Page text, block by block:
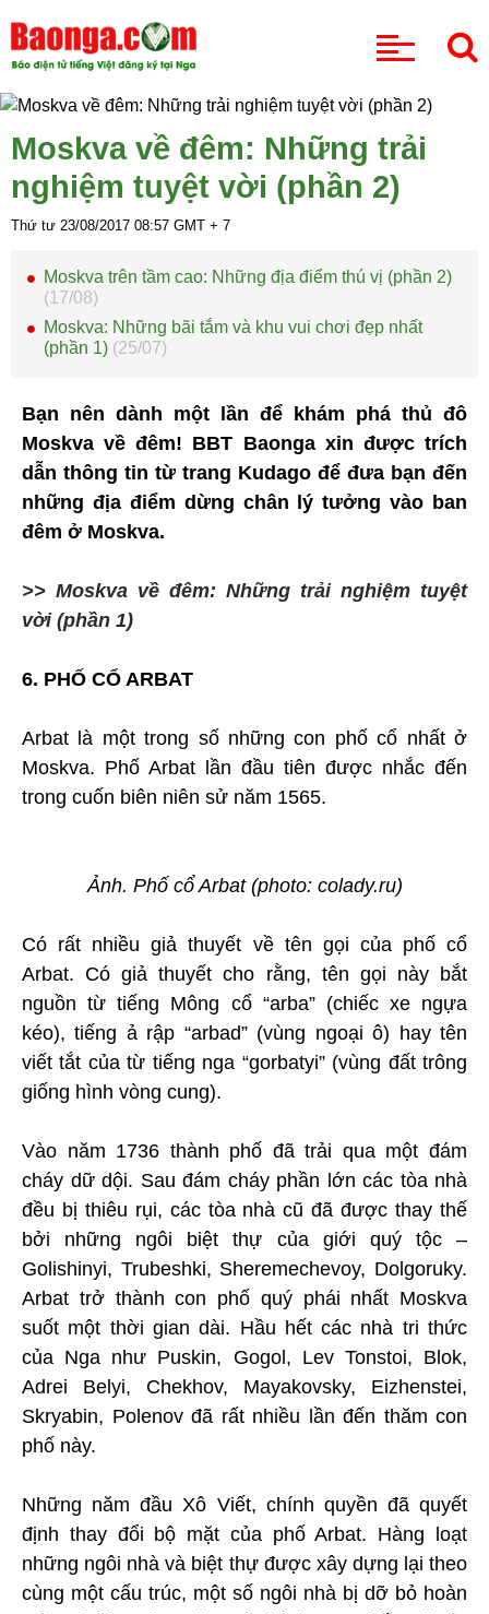
Moskva về đêm: Những trải
nghiệm tuyệt vời (phần 2)
Thứ tư 23/08/2017 08:57 GMT + 7
Moskva trên tầm cao: Những địa điểm thú vị (phần 2)
(17/08)
Moskva: Những bãi tắm và khu vui chơi đẹp nhất
(phần 1) (25/07)
Bạn nên dành một lần để khám phá thủ đô
Moskva về đêm! BBT Baonga xin được trích
dẫn thông tin từ trang Kudago để đưa bạn đến
những địa điểm dừng chân lý tưởng vào ban
đêm ở Moskva.
>> Moskva về đêm: Những trải nghiệm tuyệt
vời (phần 1)
6. PHỐ CỔ ARBAT
Arbat là một trong số những con phố cổ nhất ở
Moskva. Phố Arbat lần đầu tiên được nhắc đến
trong cuốn biên niên sử năm 1565.
Ảnh. Phố cổ Arbat (photo: colady.ru)
Có rất nhiều giả thuyết về tên gọi của phố cổ
Arbat. Có giả thuyết cho rằng, tên gọi này bắt
nguồn từ tiếng Mông cổ “arba” (chiếc xe ngựa
kéo), tiếng ả rập “arbad” (vùng ngoại ô) hay tên
viết tắt của từ tiếng nga “gorbatyi” (vùng đất trông
giống hình vòng cung).
Vào năm 1736 thành phố đã trải qua một đám
cháy dữ dội. Sau đám cháy phần lớn các tòa nhà
đều bị thiêu rụi, các tòa nhà cũ đã được thay thế
bởi những ngôi biệt thự của giới quý tộc –
Golishinyi, Trubeshki, Sheremechevoy, Dolgoruky.
Arbat trở thành con phố quý phái nhất Moskva
suốt một thời gian dài. Hầu hết các nhà tri thức
của Nga như Puskin, Gogol, Lev Tonstoi, Blok,
Adrei Belyi, Chekhov, Mayakovsky, Eizhenstei,
Skryabin, Polenov đã rất nhiều lần đến thăm con
phố này.
Những năm đầu Xô Viết, chính quyền đã quyết
định thay đổi bộ mặt của phố Arbat. Hàng loạt
những ngôi nhà và biệt thự được xây dựng lại theo
cùng một cấu trúc, một số ngôi nhà bị dỡ bỏ hoàn